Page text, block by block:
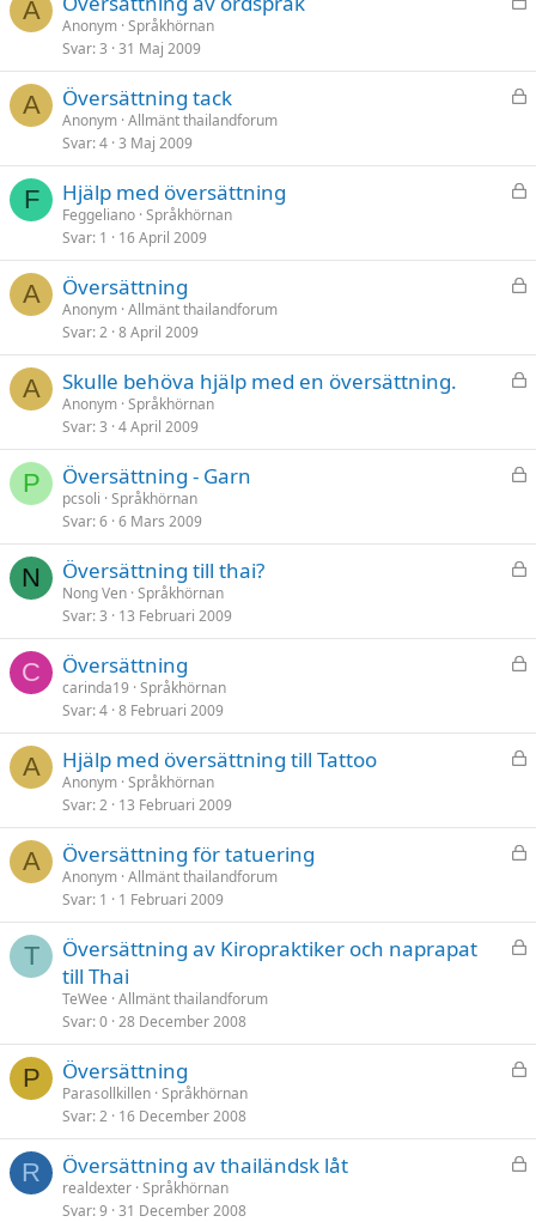
A
t
Anonym Språkhörnan
Svar 3 31 Maj 2009
A
L
t
Översättning tack
Anonym Allmänt thailandforum
Svar 4 3 Maj 2009
F
L
t
Hjälp med översättning
Feggeliano Språkhörnan
Svar 1 16 April 2009
A
L
t
Översättning
Anonym Allmänt thailandforum
Svar 2 8 April 2009
A
L
t
Skulle behöva hjälp med en översättning.
Anonym Språkhörnan
Svar 3 4 April 2009
P
L
t
Översättning - Garn
pcsoli Språkhörnan
Svar 6 6 Mars 2009
N
L
t
Översättning till thai?
Nong Ven Språkhörnan
Svar 3 13 Februari 2009
C
L
t
Översättning
carinda19 Språkhörnan
Svar 4 8 Februari 2009
A
L
t
Hjälp med översättning till Tattoo
Anonym Språkhörnan
Svar 2 13 Februari 2009
A
L
t
Översättning för tatuering
Anonym Allmänt thailandforum
Svar 1 1 Februari 2009
T
L
Översättning av Kiropraktiker och naprapat
till Thai
TeWee Allmänt thailandforum
Svar 0 28 December 2008
P
L
t
Översättning
Parasollkillen Språkhörnan
Svar 2 16 December 2008
R
L
Översättning av thailändsk låt
realdexter Språkhörnan
Svar 9 31 December 2008